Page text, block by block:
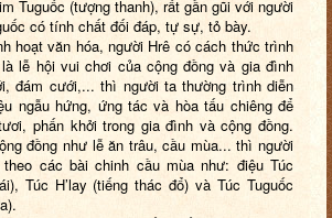
Tuguốc (tượng thanh), rất gần gũi với người
có tính chất đối đáp, tự sự, tỏ bày.
hoạt văn hóa, người Hrê có cách thức trình
là lễ hội vui chơi của cộng đồng và gia đình
đám cưới,... thì người ta thường trình diễn
ngẫu hứng, ứng tác và hòa tấu chiêng để
phấn khởi trong gia đình và cộng đồng.
đồng như lễ ăn trâu, cầu mùa... thì người
các bài chinh cầu mùa như: điệu Túc
Túc H’lay (tiếng thác đổ) và Túc Tuguốc